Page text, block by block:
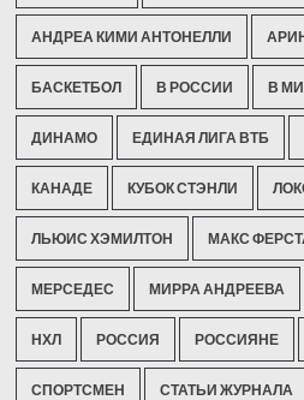
АНДРЕА КИМИ АНТОНЕЛЛИ
БАСКЕТБОЛ В РОССИИ В
ДИНАМО ЕДИНАЯ ЛИГА ВТБ
КАНАДЕ КУБОК СТЭНЛИ
ЛЬЮИС ХЭМИЛТОН МАКС
МЕРСЕДЕС МИРРА АНДРЕЕВА
НХЛ РОССИЯ РОССИЯНЕ
СПОРТСМЕН СТАТЬИ ЖУРНАЛА